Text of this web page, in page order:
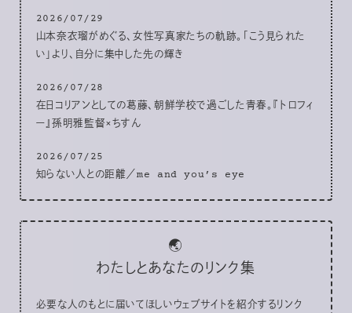
2026/07/29
山本奈衣瑠がめぐる、女性写真家たちの軌跡。「こう見られた
い」より、自分に集中した先の輝き
2026/07/28
在日コリアンとしての葛藤、朝鮮学校で過ごした青春。『トロフィ
ー』孫明雅監督×ちすん
2026/07/25
知らない人との距離／me and you’s eye
🌏
わたしとあなたのリンク集
必要な人のもとに届いてほしいウェブサイトを紹介するリンク